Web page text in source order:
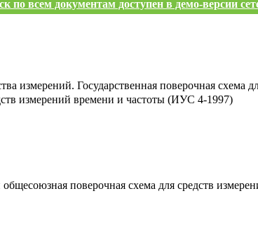
по всем документам доступен в демо-версии
измерений. Государственная поверочная
измерений времени и частоты (ИУС 4-1997)
поверочная схема для средств